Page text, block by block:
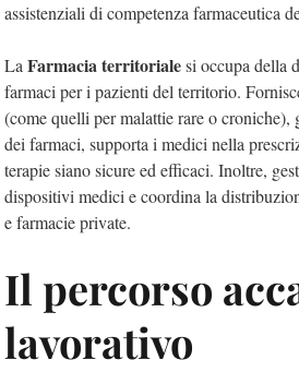
assistenziali di competenza farmaceutica
LaFarmacia territorialesi occupa della
farmaci per i pazienti del territorio.
(come quelli per malattie rare o croniche),
dei farmaci, supporta i medici nella
terapie siano sicure ed efficaci. Inoltre,
dispositivi medici e coordina la
e farmacie private.
Il percorso
lavorativo